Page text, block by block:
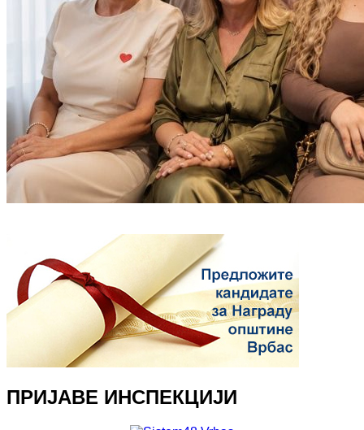
ПРИЈАВЕ ИНСПЕКЦИЈИ